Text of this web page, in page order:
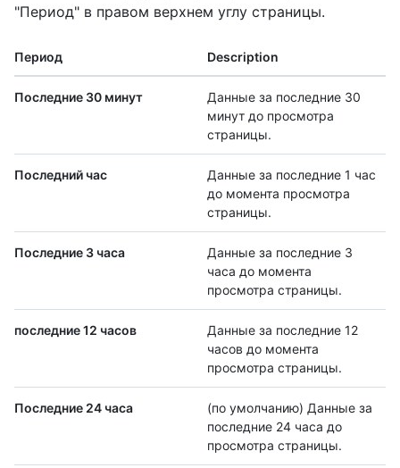
"Период" в правом верхнем углу страницы.
Период Description
Последние 30 минут
Данные за последние 30
минут до просмотра
страницы.
Последний час
Данные за последние 1 час
до момента просмотра
страницы.
Последние 3 часа
Данные за последние 3
часа до момента
просмотра страницы.
последние 12 часов
Данные за последние 12
часов до момента
просмотра страницы.
Последние 24 часа
(по умолчанию) Данные за
последние 24 часа до
просмотра страницы.